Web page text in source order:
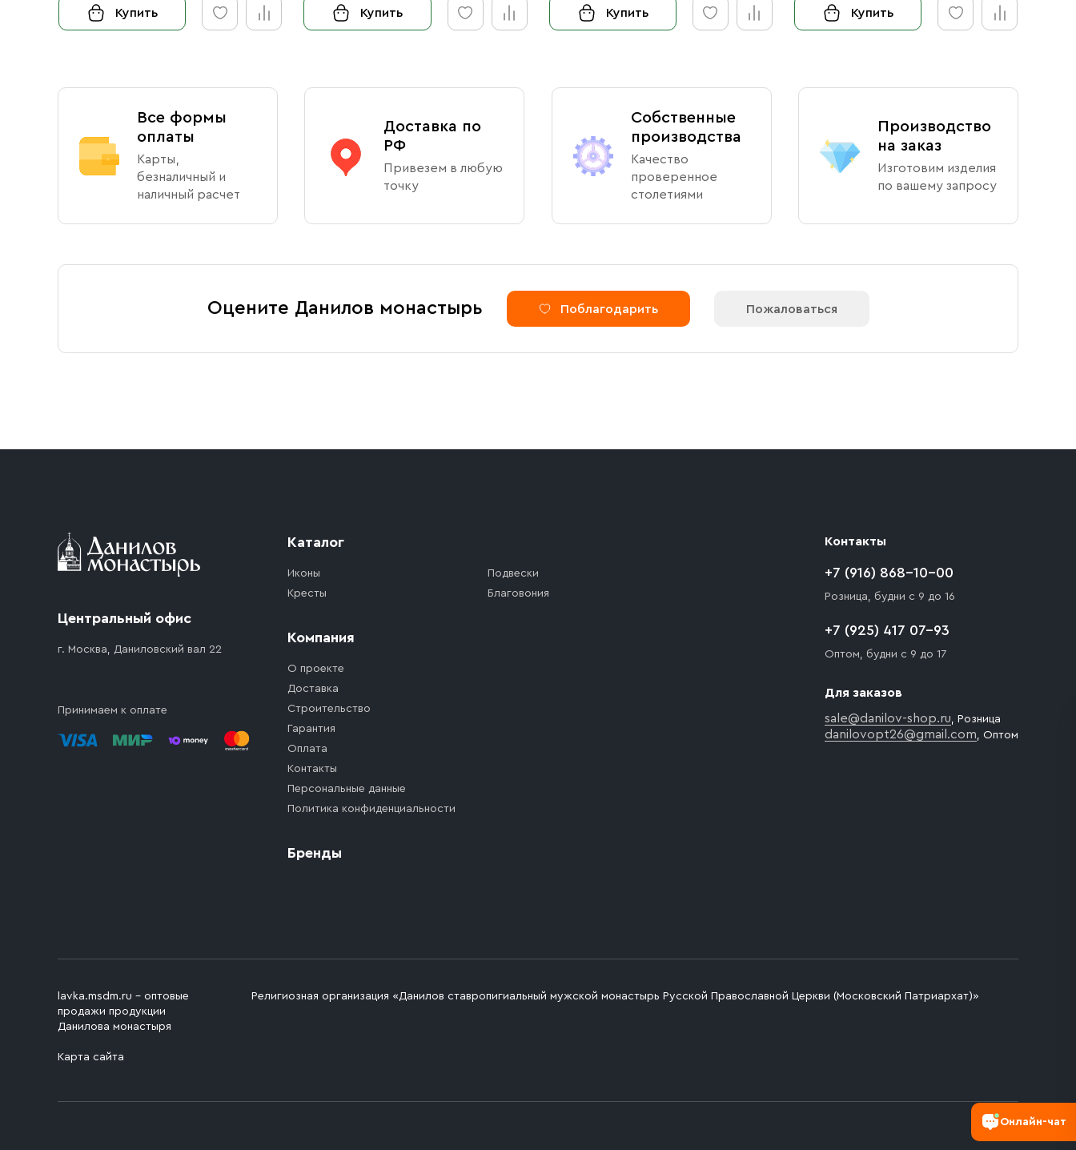
Купить Купить Купить Купить
Все формы
оплаты
Карты,
безналичный и
наличный расчет
Доставка по
РФ
Привезем в любую
точку
Собственные
производства
Качество
проверенное
столетиями
Производство
на заказ
Изготовим изделия
по вашему запросу
Оцените Данилов монастырь Поблагодарить Пожаловаться
Центральный офис
г. Москва, Даниловский вал 22
Принимаем к оплате
Каталог
Иконы
Кресты
Подвески
Благовония
Компания
О проекте
Доставка
Строительство
Гарантия
Оплата
Контакты
Персональные данные
Политика конфиденциальности
Бренды
Контакты
+7 (916) 868-10-00
Розница, будни с 9 до 16
+7 (925) 417 07-93
Оптом, будни с 9 до 17
Для заказов
sale@danilov-shop.ru, Розница
danilovopt26@gmail.com, Оптом
lavka.msdm.ru – оптовые
продажи продукции
Данилова монастыря
Карта сайта
Религиозная организация «Данилов ставропигиальный мужской монастырь Русской Православной Церкви (Московский Патриархат)»
Онлайн-чат